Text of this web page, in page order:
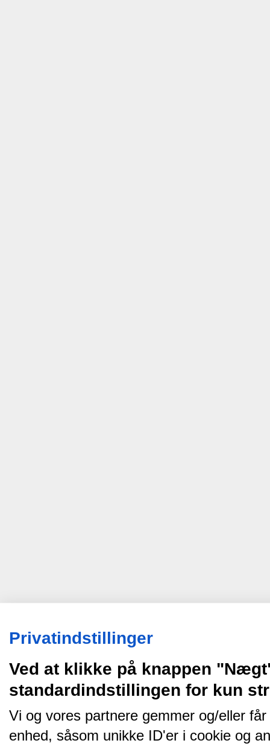
Privatindstillinger
Ved at klikke på knappen
standardindstillingen for kun
Vi og vores partnere gemmer og/eller
enhed, såsom unikke ID'er i cookie og